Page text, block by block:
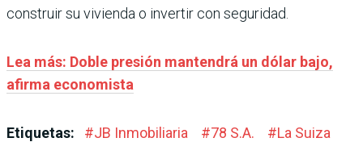
construir su vivienda o invertir con seguridad.
Lea más: Doble presión mantendrá un dólar bajo,
afirma economista
Etiquetas: #JB Inmobiliaria #78 S.A. #La Suiza